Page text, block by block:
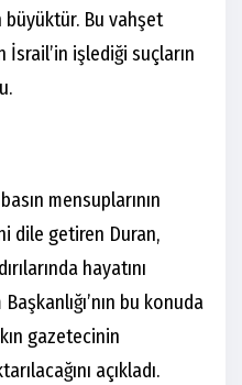
büyüktür. Bu vahşet
işlediği suçların
mensuplarının
dile getiren Duran,
hayatını
bu konuda
gazetecinin
açıkladı.